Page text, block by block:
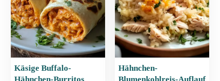
Käsige Buffalo-
Hähnchen-